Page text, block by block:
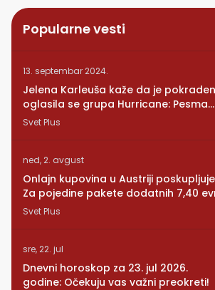
Popularne vesti
13. septembar 2024.
Jelena Karleuša kaže da je
oglasila se grupa Hurricane: Pesma
RUNDE je naša!
Svet Plus
ned, 2. avgust
Onlajn kupovina u Austriji
Za pojedine pakete dodatnih 7,40
Svet Plus
sre, 22. jul
Dnevni horoskop za 23. jul 2026.
godine: Očekuju vas važni preokreti!